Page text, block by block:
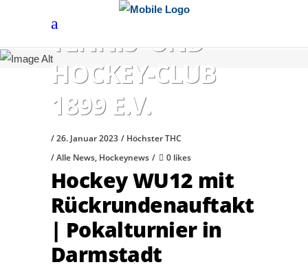
HÖCHSTER
TENNIS- UND
HOCKEY-CLUB
1899 E.V.
26. Januar 2023
Höchster THC
Alle News, Hockeynews 0 likes
Hockey WU12 mit
Rückrundenauftakt
| Pokalturnier in
Darmstadt